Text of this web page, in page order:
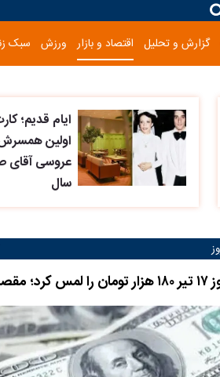
گزارش و تحلیل اقتصاد و بازار ورزش سبک
ایام قدیم؛
اولین
سال